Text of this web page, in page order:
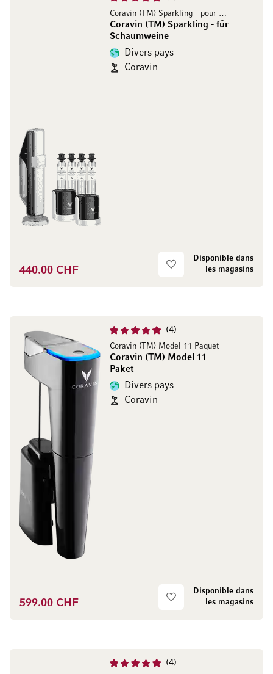
Coravin (TM) Sparkling - pour mousseux
Coravin (TM) Sparkling - für
Schaumweine
Divers pays
Coravin
440.00 CHF
Disponible dans
les magasins
4
Coravin (TM) Model 11 Paquet
Coravin (TM) Model 11
Paket
Divers pays
Coravin
599.00 CHF
Disponible dans
les magasins
4